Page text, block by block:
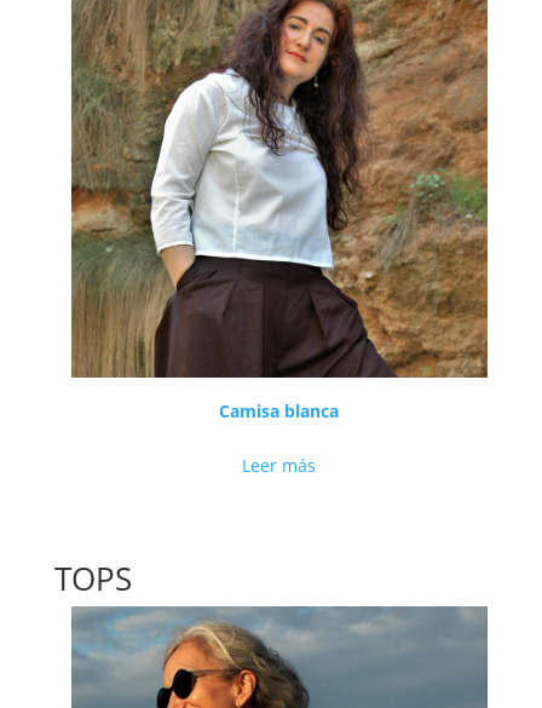
Camisa blanca
Leer más
TOPS